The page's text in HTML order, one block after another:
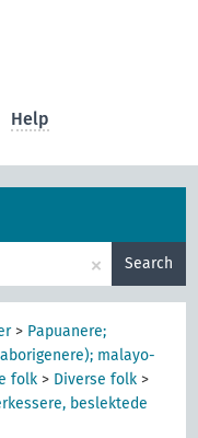
Help
× Search
> Papuanere;
malayo-
folk > Diverse folk >
beslektede